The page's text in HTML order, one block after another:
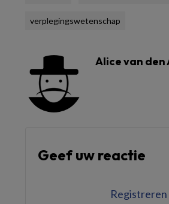
verplegingswetenschap
Alice van den
Geef uw reactie
Registreren